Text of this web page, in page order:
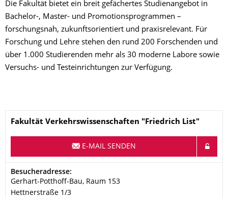
Die Fakultät bietet ein breit gefächertes Studienangebot in
Bachelor-, Master- und Promotionsprogrammen –
forschungsnah, zukunftsorientiert und praxisrelevant. Für
Forschung und Lehre stehen den rund 200 Forschenden und
über 1.000 Studierenden mehr als 30 moderne Labore sowie
Versuchs- und Testeinrichtungen zur Verfügung.
Name
Fakultät Verkehrswissenschaften "Friedrich List"
E-MAIL SENDEN
Adresse
Besucheradresse:
Gerhart-Potthoff-Bau, Raum 153
Hettnerstraße 1/3